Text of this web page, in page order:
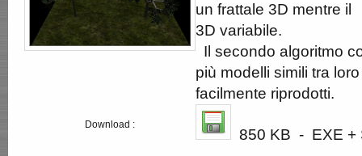
un frattale 3D mentre
3D variabile.
Il secondo algoritmo
più modelli simili tra
facilmente riprodotti.
Download :
850 KB - EXE +